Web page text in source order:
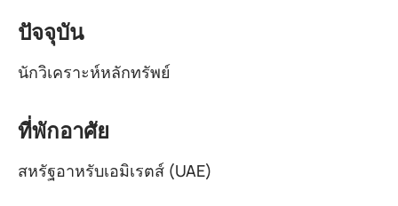
ปัจจุบัน
นักวิเคราะห์หลักทรัพย์
ที่พักอาศัย
สหรัฐอาหรับเอมิเรตส์ (UAE)